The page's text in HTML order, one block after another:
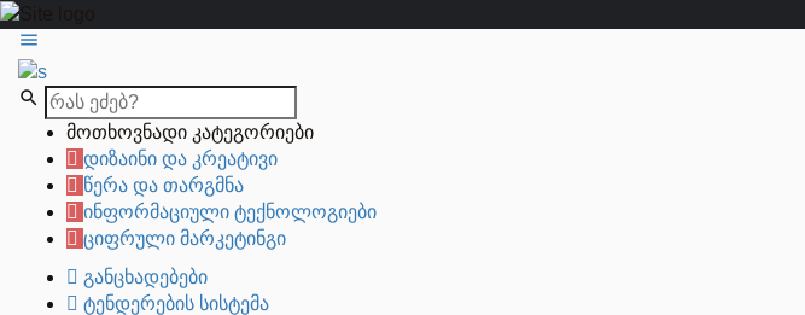
მოთხოვნადი კატეგორიები
დიზაინი და კრეატივი
წერა და თარგმნა
ინფორმაციული ტექნოლოგიები
ციფრული მარკეტინგი
განცხადებები
ტენდერების სისტემა